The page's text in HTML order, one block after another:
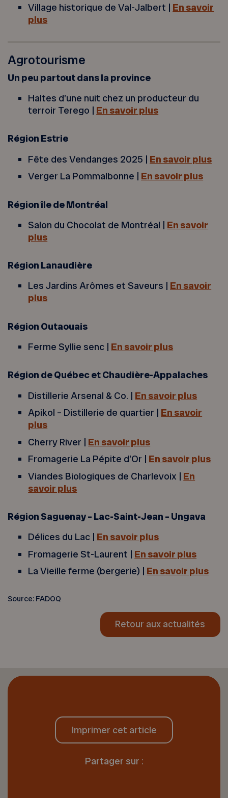
Village historique de Val-Jalbert | En savoir
plus
Agrotourisme
Un peu partout dans la province
Haltes d’une nuit chez un producteur du
terroir Terego | En savoir plus
Région Estrie
Fête des Vendanges 2025 | En savoir plus
Verger La Pommalbonne | En savoir plus
Région île de Montréal
Salon du Chocolat de Montréal | En savoir
plus
Région Lanaudière
Les Jardins Arômes et Saveurs | En savoir
plus
Région Outaouais
Ferme Syllie senc | En savoir plus
Région de Québec et Chaudière-Appalaches
Distillerie Arsenal & Co. | En savoir plus
Apikol – Distillerie de quartier | En savoir
plus
Cherry River | En savoir plus
Fromagerie La Pépite d’Or | En savoir plus
Viandes Biologiques de Charlevoix | En
savoir plus
Région Saguenay – Lac-Saint-Jean – Ungava
Délices du Lac | En savoir plus
Fromagerie St-Laurent | En savoir plus
La Vieille ferme (bergerie) | En savoir plus
Source: FADOQ
Retour aux actualités
Imprimer cet article
Partager sur :